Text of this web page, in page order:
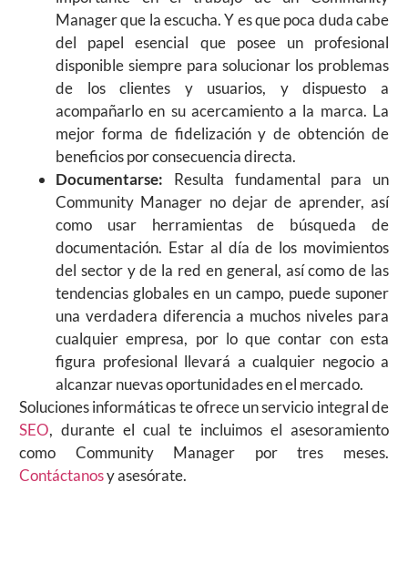
Manager que la escucha. Y es que poca duda cabe
del papel esencial que posee un profesional
disponible siempre para solucionar los problemas
de los clientes y usuarios, y dispuesto a
acompañarlo en su acercamiento a la marca. La
mejor forma de fidelización y de obtención de
beneficios por consecuencia directa.
Documentarse: Resulta fundamental para un
Community Manager no dejar de aprender, así
como usar herramientas de búsqueda de
documentación. Estar al día de los movimientos
del sector y de la red en general, así como de las
tendencias globales en un campo, puede suponer
una verdadera diferencia a muchos niveles para
cualquier empresa, por lo que contar con esta
figura profesional llevará a cualquier negocio a
alcanzar nuevas oportunidades en el mercado.
Soluciones informáticas te ofrece un servicio integral de
SEO, durante el cual te incluimos el asesoramiento
como Community Manager por tres meses.
Contáctanosy asesórate.